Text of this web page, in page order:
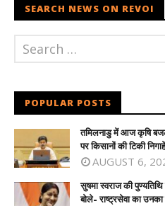
SEARCH NEWS ON REVOI
POPULAR POSTS
तमिलनाडु में आज कृषि
पर किसानों की टिकी निगाहें
AUGUST 6,
सुषमा स्वराज की
बोले- राष्ट्रसेवा का